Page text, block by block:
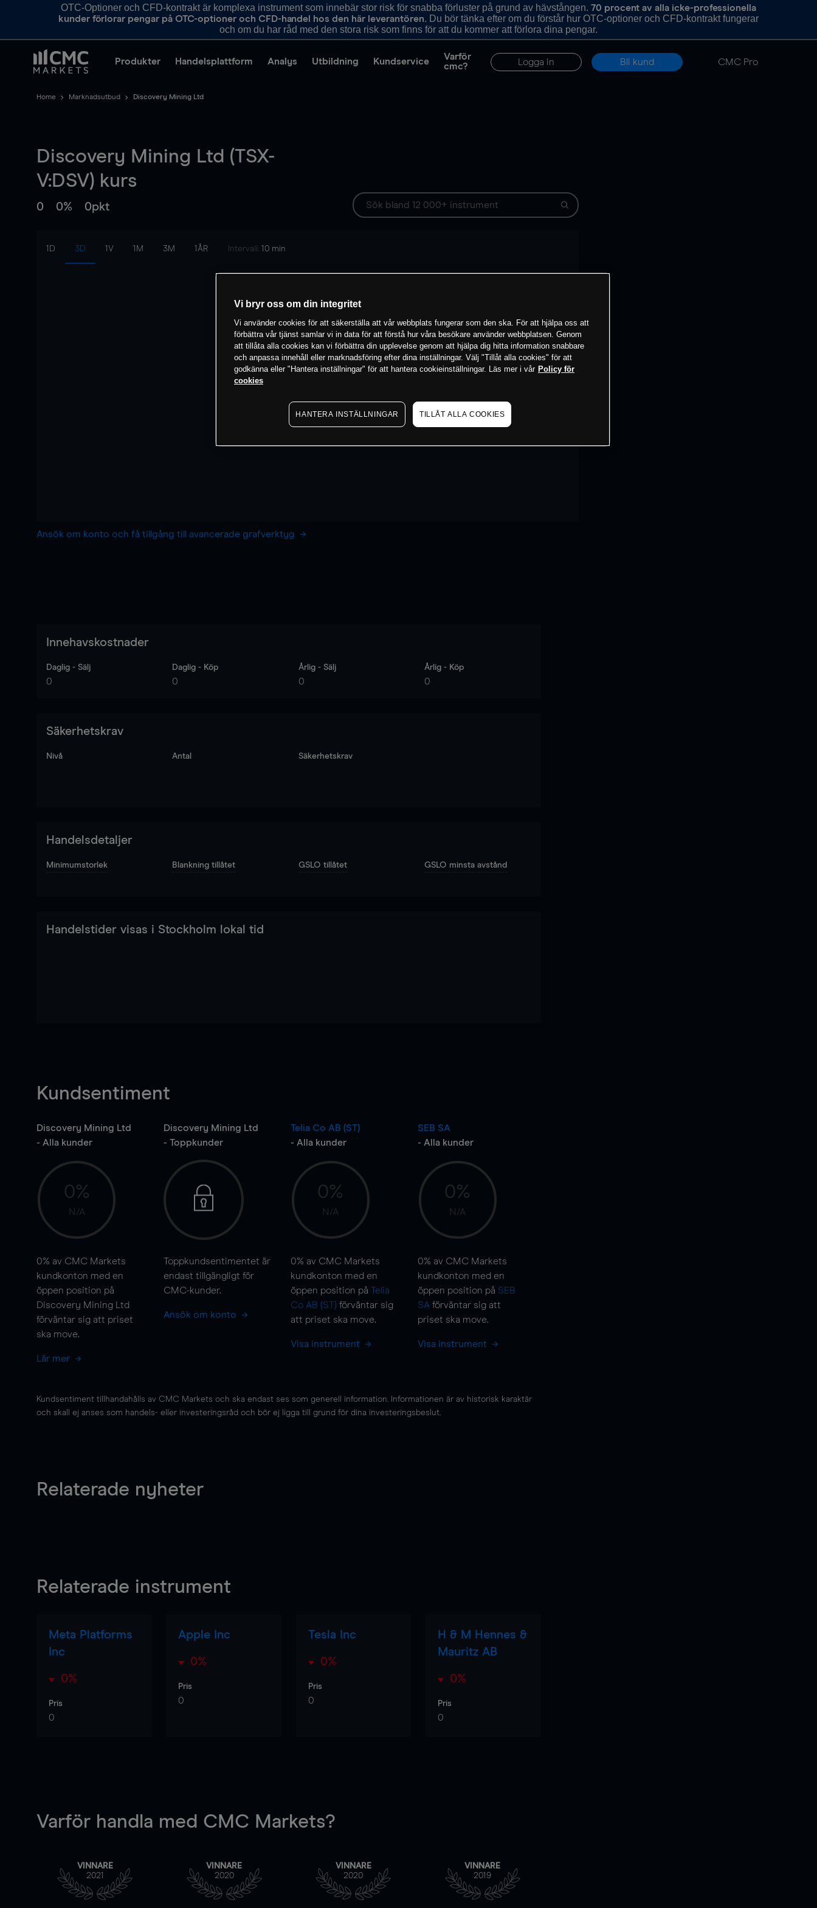
OTC-Optioner och CFD-kontrakt är komplexa instrument som innebär stor risk för snabba förluster på grund av hävstången. 70 procent av alla icke-professionella
kunder förlorar pengar på OTC-optioner och CFD-handel hos den här leverantören. Du bör tänka efter om du förstår hur OTC-optioner och CFD-kontrakt fungerar
och om du har råd med den stora risk som finns för att du kommer att förlora dina pengar.
Produkter Handelsplattform Analys Utbildning Kundservice
Varför
cmc?
Logga in Bli kund CMC Pro
Home Marknadsutbud Discovery Mining Ltd
Discovery Mining Ltd (TSX-
V:DSV) kurs
0 0% 0pkt
1D 3D 1V 1M 3M 1ÅR Intervall: 10 min
Ansök om konto och få tillgång till avancerade grafverktyg
Innehavskostnader
Daglig - Sälj
0
Daglig - Köp
0
Årlig - Sälj
0
Årlig - Köp
0
Säkerhetskrav
Nivå Antal Säkerhetskrav
Handelsdetaljer
Minimumstorlek Blankning tillåtet GSLO tillåtet GSLO minsta avstånd
Handelstider visas i Stockholm lokal tid
Kundsentiment
Discovery Mining Ltd
- Alla kunder
0%
N/A
0% av CMC Markets
kundkonton med en
öppen position på
Discovery Mining Ltd
förväntar sig att priset
ska move.
Lär mer
Discovery Mining Ltd
- Toppkunder
Toppkundsentimentet är
endast tillgängligt för
CMC-kunder.
Ansök om konto
Telia Co AB (ST)
- Alla kunder
0%
N/A
0% av CMC Markets
kundkonton med en
öppen position på Telia
Co AB (ST) förväntar sig
att priset ska move.
Visa instrument
SEB SA
- Alla kunder
0%
N/A
0% av CMC Markets
kundkonton med en
öppen position på SEB
SA förväntar sig att
priset ska move.
Visa instrument
Kundsentiment tillhandahålls av CMC Markets och ska endast ses som generell information. Informationen är av historisk karaktär
och skall ej anses som handels- eller investeringsråd och bör ej ligga till grund för dina investeringsbeslut.
Relaterade nyheter
Relaterade instrument
Meta Platforms
Inc
0%
Pris
0
Apple Inc
0%
Pris
0
Tesla Inc
0%
Pris
0
H & M Hennes &
Mauritz AB
0%
Pris
0
Varför handla med CMC Markets?
VINNARE
2021
VINNARE
2020
VINNARE
2020
VINNARE
2019
Vi bryr oss om din integritet
Vi använder cookies för att säkerställa att vår webbplats fungerar som den ska. För att hjälpa oss att
förbättra vår tjänst samlar vi in data för att förstå hur våra besökare använder webbplatsen. Genom
att tillåta alla cookies kan vi förbättra din upplevelse genom att hjälpa dig hitta information snabbare
och anpassa innehåll eller marknadsföring efter dina inställningar. Välj "Tillåt alla cookies" för att
godkänna eller "Hantera inställningar" för att hantera cookieinställningar. Läs mer i vår Policy för
cookies
HANTERA INSTÄLLNINGAR TILLÅT ALLA COOKIES